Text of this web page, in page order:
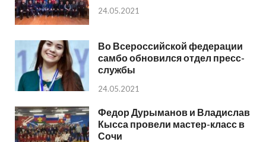
24.05.2021
Во Всероссийской федерации
самбо обновился отдел пресс-
службы
24.05.2021
Федор Дурыманов и Владислав
Кысса провели мастер-класс в
Сочи